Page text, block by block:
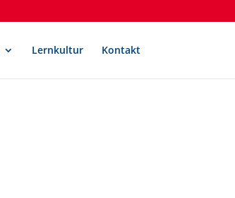
Lernkultur Kontakt